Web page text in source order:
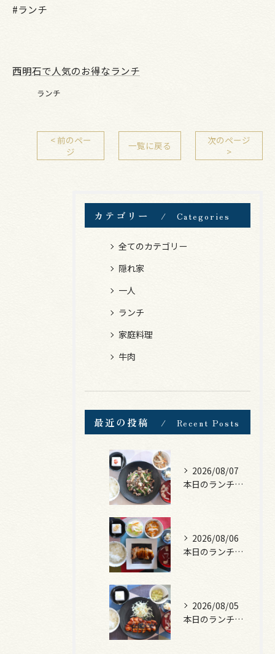
#ランチ
西明石で人気のお得なランチ
ランチ
< 前のペー
ジ
一覧に戻る
次のページ
>
カテゴリー Categories
全てのカテゴリー
隠れ家
一人
ランチ
家庭料理
牛肉
最近の投稿 Recent Posts
2026/08/07
本日のランチは、黒毛和牛のチャプチェ！
2026/08/06
本日のランチは、照焼きチキン！
2026/08/05
本日のランチは、ロース豚カツ梅はさみ！